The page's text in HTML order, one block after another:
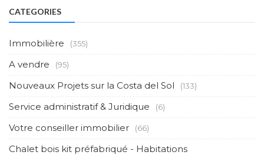
CATEGORIES
Immobilière (355)
A vendre (95)
Nouveaux Projets sur la Costa del Sol (133)
Service administratif & Juridique (6)
Votre conseiller immobilier (66)
Chalet bois kit préfabriqué - Habitations